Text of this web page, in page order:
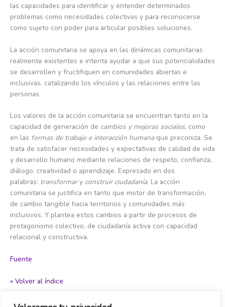
las capacidades para identificar y entender determinados
problemas como necesidades colectivas y para reconocerse
como sujeto con poder para articular posibles soluciones.
La acción comunitaria se apoya en las dinámicas comunitarias
realmente existentes e intenta ayudar a que sus potencialidades
se desarrollen y fructifiquen en comunidades abiertas e
inclusivas, catalizando los vínculos y las relaciones entre las
personas.
Los valores de la acción comunitaria se encuentran tanto en la
capacidad de generación de cambios y mejoras sociales, como
en las formas de trabajo e interacción humanaque preconiza. Se
trata de satisfacer necesidades y expectativas de calidad de vida
y desarrollo humano mediante relaciones de respeto, confianza,
diálogo, creatividad o aprendizaje. Expresado en dos
palabras: transformary construir ciudadanía. La acción
comunitaria se justifica en tanto que motor de transformación,
de cambio tangible hacia territorios y comunidades más
inclusivos. Y plantea estos cambios a partir de procesos de
protagonismo colectivo, de ciudadanía activa con capacidad
relacional y constructiva.
Fuente
« Volver al índice